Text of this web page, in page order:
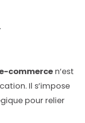
commercen’est
Il s’impose
pour relier